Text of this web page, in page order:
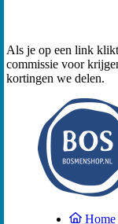
Als je op een link
commissie voor
kortingen we delen.
Home